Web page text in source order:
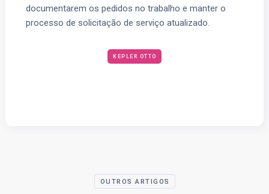
documentarem os pedidos no trabalho e manter o
processo de solicitação de serviço atualizado.
KEPLER OTTO
OUTROS ARTIGOS